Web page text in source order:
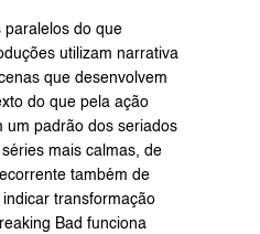
paralelos do que
utilizam narrativa
que desenvolvem
do que pela ação
um padrão dos seriados
mais calmas, de
também de
transformação
Bad funciona